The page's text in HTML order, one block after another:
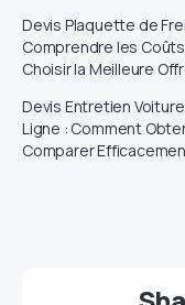
Devis Plaquette de
Comprendre les
Choisir la Meilleure
Devis Entretien
Ligne : Comment
Comparer